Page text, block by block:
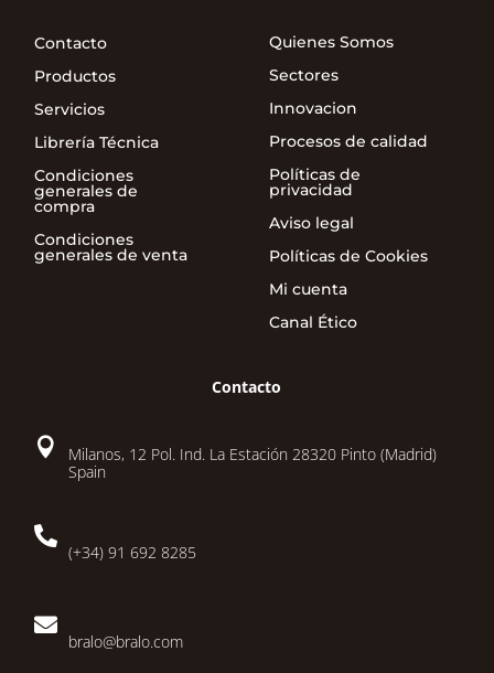
Contacto
Productos
Servicios
Librería Técnica
Condiciones
generales de
compra
Condiciones
generales de venta
Quienes Somos
Sectores
Innovacion
Procesos de calidad
Políticas de
privacidad
Aviso legal
Políticas de Cookies
Mi cuenta
Canal Ético
Contacto

Milanos, 12 Pol. Ind. La Estación 28320 Pinto (Madrid)
Spain

(+34) 91 692 8285

bralo@bralo.com